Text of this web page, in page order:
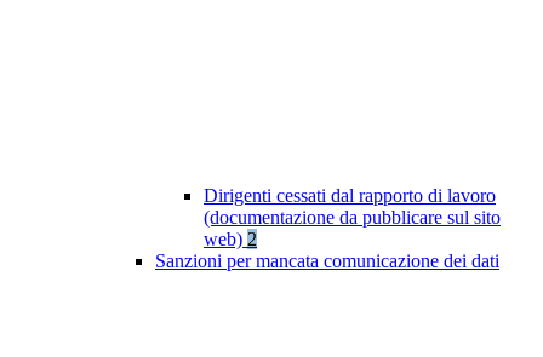
Dirigenti cessati dal rapporto di lavoro
(documentazione da pubblicare sul sito
web) 2
Sanzioni per mancata comunicazione dei dati